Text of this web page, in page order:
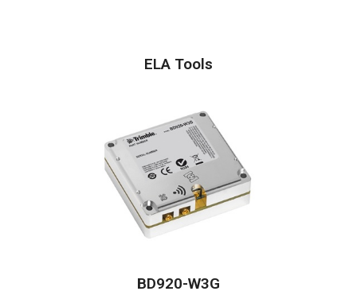
ELA Tools
BD920-W3G